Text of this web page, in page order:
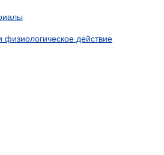
физиологическое действие